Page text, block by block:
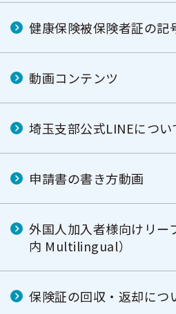
健康保険被保険者証の記
動画コンテンツ
埼玉支部公式LINEについ
申請書の書き方動画
外国人加入者様向けリー
内 Multilingual）
保険証の回収・返却につ